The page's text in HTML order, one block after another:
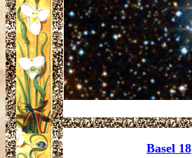
Basel 18